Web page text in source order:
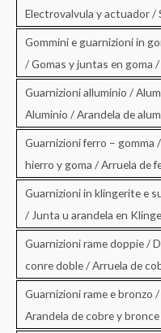
Electrovalvula y actuador /
Gommini e guarnizioni in
/ Gomas y juntas en goma
Guarnizioni alluminio /
Aluminio / Arandela de
Guarnizioni ferro –
hierro y goma / Arruela de
Guarnizioni in klingerite e
/ Junta u arandela en
Guarnizioni rame doppie /
conre doble / Arruela de
Guarnizioni rame e bronzo
Arandela de cobre y